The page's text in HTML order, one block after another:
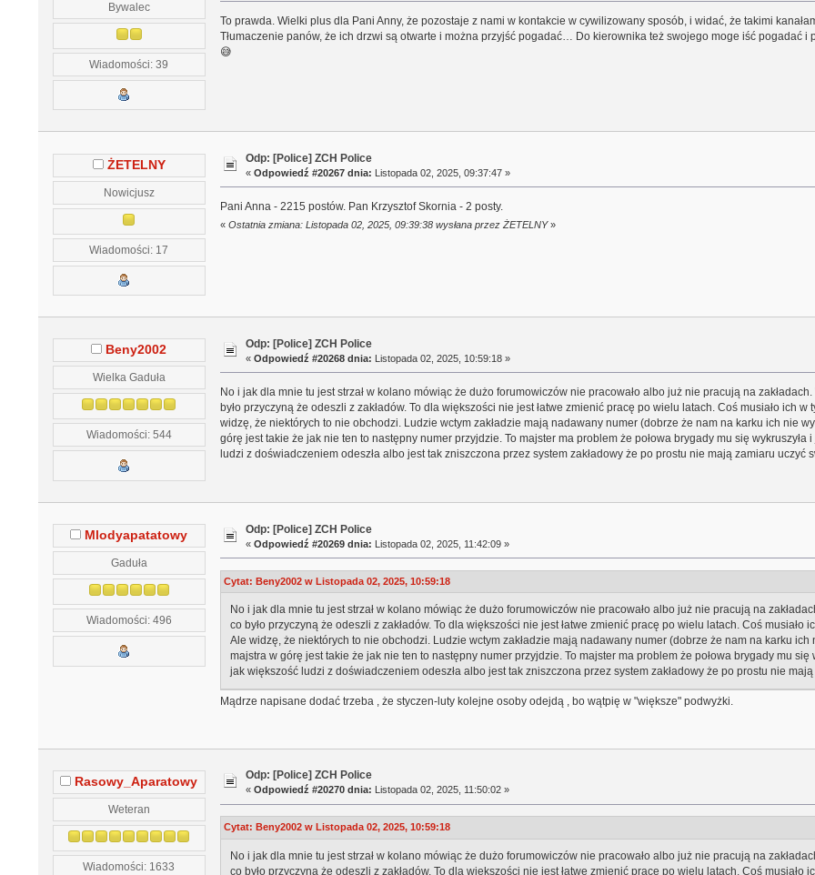
Bywalec
Wiadomości: 39
To prawda. Wielki plus dla Pani Anny, że pozostaje z nami w kontakcie w cywilizowany sposób, i widać, że takimi
Tłumaczenie panów, że ich drzwi są otwarte i można przyjść pogadać… Do kierownika też swojego moge iść pogadać
😅
ŻETELNY
Nowicjusz
Wiadomości: 17
Odp: [Police] ZCH Police
«Odpowiedź #20267 dnia: Listopada 02, 2025, 09:37:47 »
Pani Anna - 2215 postów. Pan Krzysztof Skornia - 2 posty.
« Ostatnia zmiana: Listopada 02, 2025, 09:39:38 wysłana przez ŻETELNY»
Beny2002
Wielka Gaduła
Wiadomości: 544
Odp: [Police] ZCH Police
«Odpowiedź #20268 dnia: Listopada 02, 2025, 10:59:18 »
No i jak dla mnie tu jest strzał w kolano mówiąc że dużo forumowiczów nie pracowało albo już nie pracują na
było przyczyną że odeszli z zakładów. To dla większości nie jest łatwe zmienić pracę po wielu latach. Coś musiało ich
widzę, że niektórych to nie obchodzi. Ludzie wctym zakładzie mają nadawany numer (dobrze że nam na karku ich nie
górę jest takie że jak nie ten to następny numer przyjdzie. To majster ma problem że połowa brygady mu się
ludzi z doświadczeniem odeszła albo jest tak zniszczona przez system zakładowy że po prostu nie mają zamiaru uczyć
Mlodyapatatowy
Gaduła
Wiadomości: 496
Odp: [Police] ZCH Police
«Odpowiedź #20269 dnia: Listopada 02, 2025, 11:42:09 »
Cytat: Beny2002 w Listopada 02, 2025, 10:59:18
No i jak dla mnie tu jest strzał w kolano mówiąc że dużo forumowiczów nie pracowało albo już nie pracują na
co było przyczyną że odeszli z zakładów. To dla większości nie jest łatwe zmienić pracę po wielu latach. Coś
Ale widzę, że niektórych to nie obchodzi. Ludzie wctym zakładzie mają nadawany numer (dobrze że nam na karku
majstra w górę jest takie że jak nie ten to następny numer przyjdzie. To majster ma problem że połowa brygady mu
jak większość ludzi z doświadczeniem odeszła albo jest tak zniszczona przez system zakładowy że po prostu nie
Mądrze napisane dodać trzeba , że styczen-luty kolejne osoby odejdą , bo wątpię w "większe" podwyżki.
Rasowy_Aparatowy
Weteran
Wiadomości: 1633
Odp: [Police] ZCH Police
«Odpowiedź #20270 dnia: Listopada 02, 2025, 11:50:02 »
Cytat: Beny2002 w Listopada 02, 2025, 10:59:18
No i jak dla mnie tu jest strzał w kolano mówiąc że dużo forumowiczów nie pracowało albo już nie pracują na
co było przyczyną że odeszli z zakładów. To dla większości nie jest łatwe zmienić pracę po wielu latach. Coś